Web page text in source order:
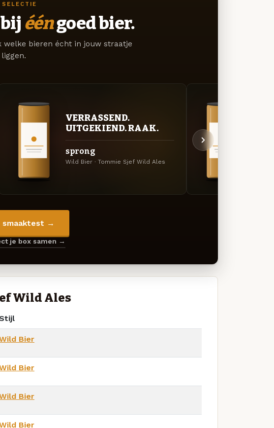
SELECTIE
ééngoed bier.
welke bieren écht in jouw straatje
liggen.
VERRASSEND.
UITGEKIEND. RAAK.
sprong
Wild Bier · Tommie Sjef Wild Ales
smaaktest →
je box samen →
Wild Ales
Bier
Bier
Bier
Bier